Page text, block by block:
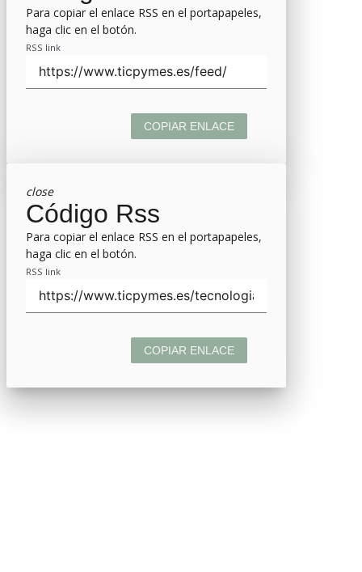
Para copiar el enlace RSS en el portapapeles,
haga clic en el botón.
RSS link
COPIAR ENLACE
close
Código Rss
Para copiar el enlace RSS en el portapapeles,
haga clic en el botón.
RSS link
COPIAR ENLACE